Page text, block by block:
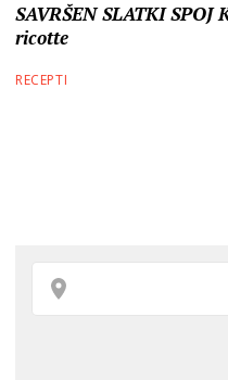
SAVRŠEN SLATKI
ricotte
RECEPTI